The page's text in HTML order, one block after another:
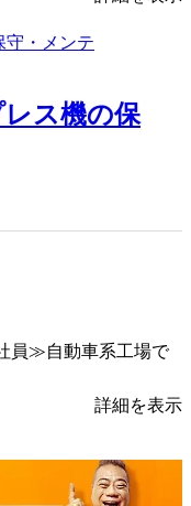
ス機の保
員≫自動車系工場で
詳細を表示